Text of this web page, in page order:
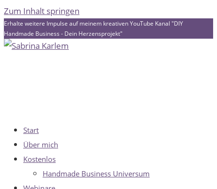
Zum Inhalt springen
Erhalte weitere Impulse auf meinem kreativen YouTube Kanal "DIY
Handmade Business - Dein Herzensprojekt"
Start
Über mich
Kostenlos
Handmade Business Universum